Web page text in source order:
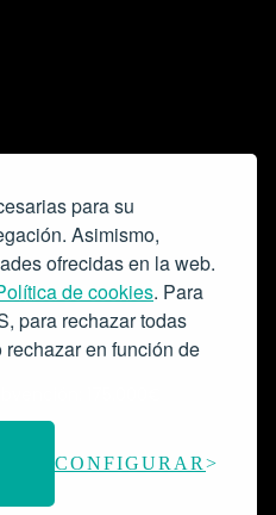
para su
Asimismo,
ofrecidas en la web.
de cookies. Para
para rechazar todas
en función de
CONFIGURAR